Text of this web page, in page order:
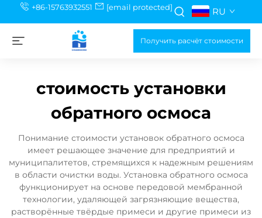
+86-15763932551 [email protected] RU
Получить расчёт стоимости
стоимость установки
обратного осмоса
Понимание стоимости установок обратного осмоса
имеет решающее значение для предприятий и
муниципалитетов, стремящихся к надежным решениям
в области очистки воды. Установка обратного осмоса
функционирует на основе передовой мембранной
технологии, удаляющей загрязняющие вещества,
растворённые твёрдые примеси и другие примеси из